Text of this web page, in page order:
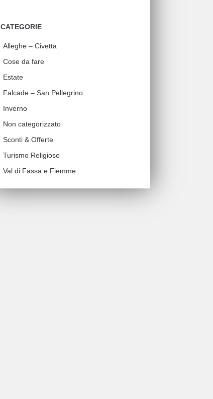
CATEGORIE
Alleghe – Civetta
Cose da fare
Estate
Falcade – San Pellegrino
Inverno
Non categorizzato
Sconti & Offerte
Turismo Religioso
Val di Fassa e Fiemme